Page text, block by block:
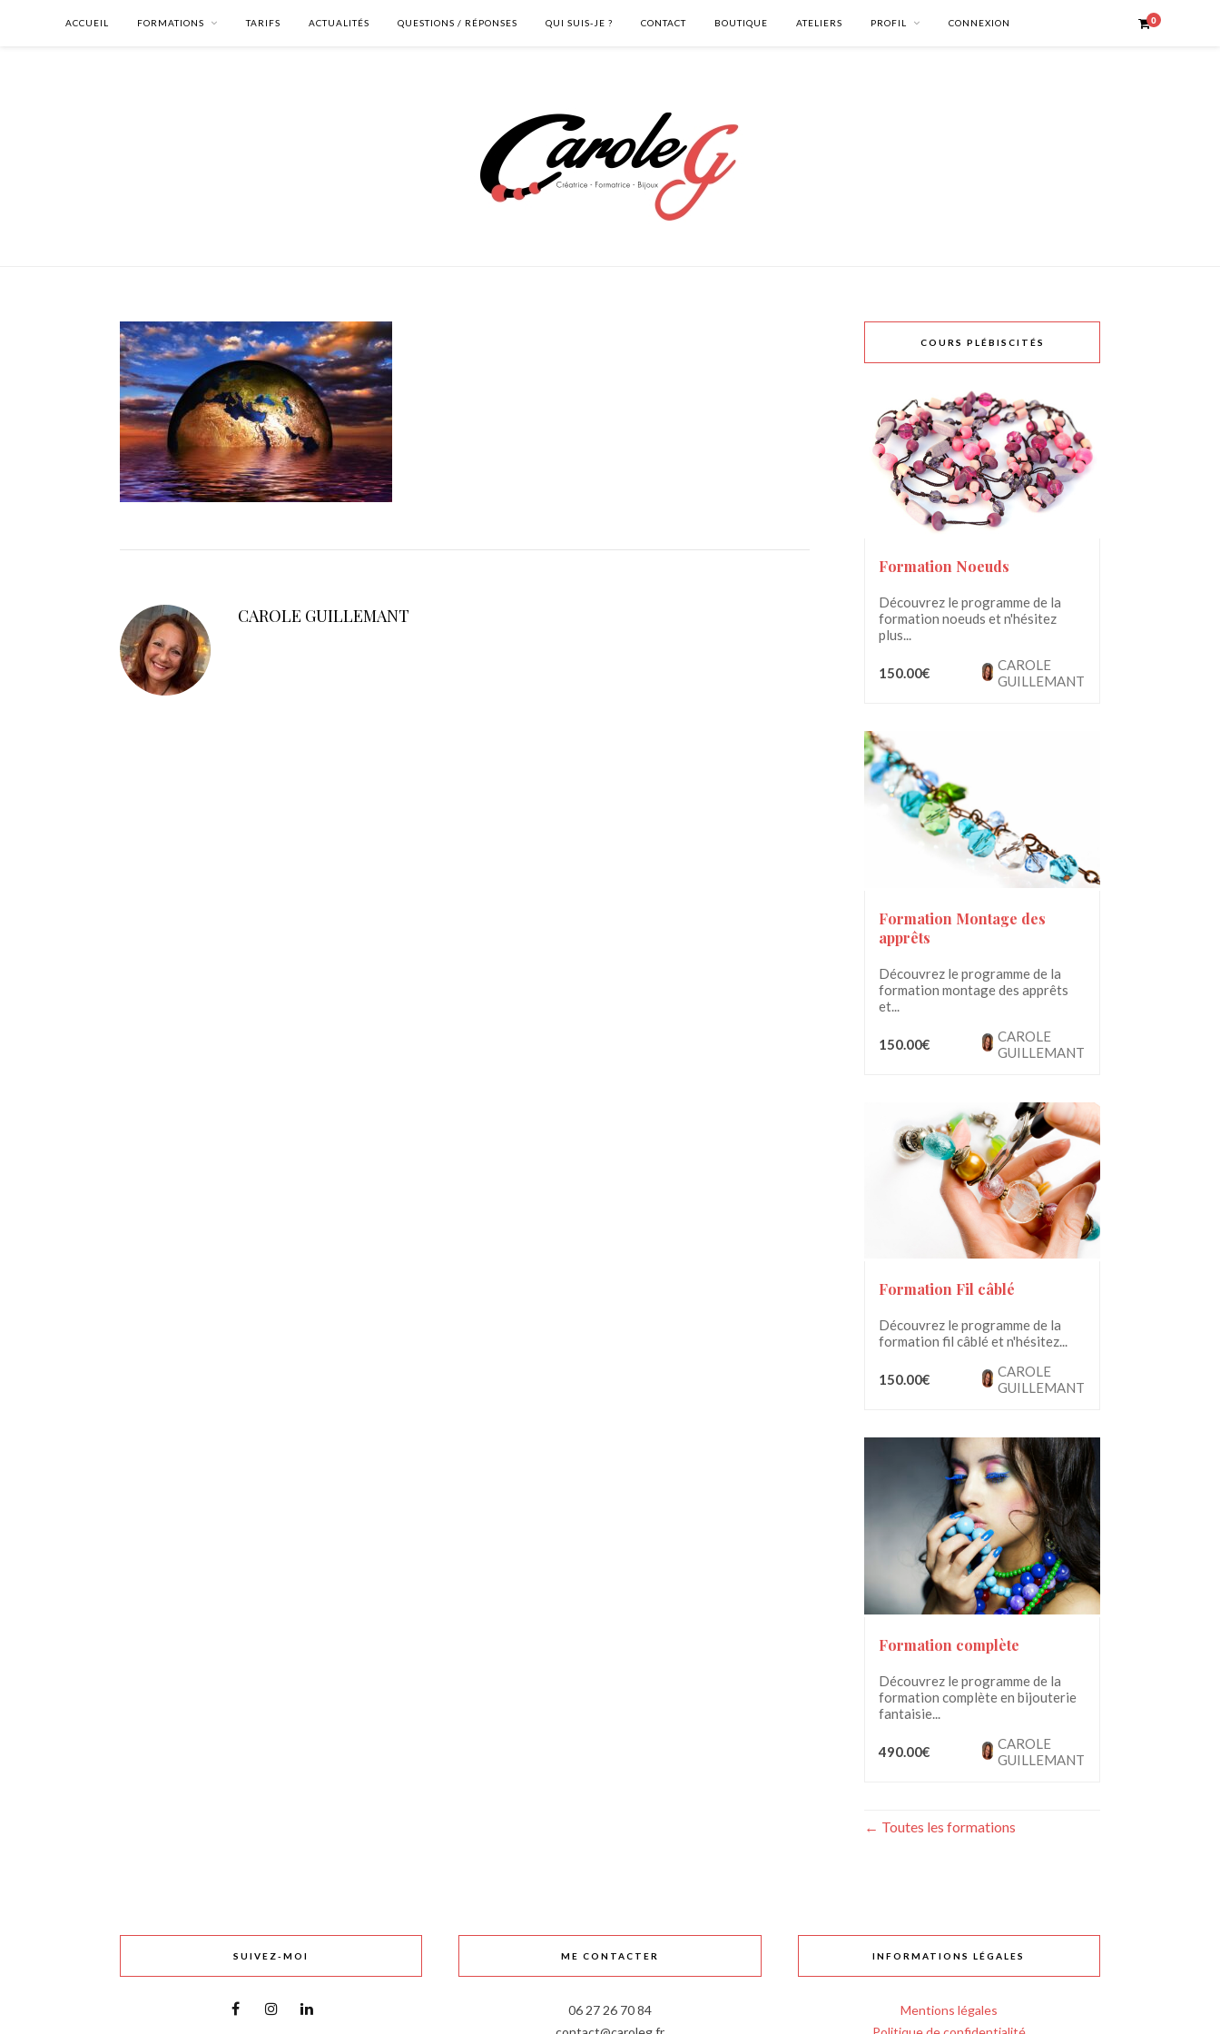
ACCUEIL FORMATIONS TARIFS ACTUALITÉS QUESTIONS / RÉPONSES QUI SUIS-JE ? CONTACT BOUTIQUE ATELIERS PROFIL CONNEXION 0
CAROLE GUILLEMANT
COURS PLÉBISCITÉS
Formation Noeuds
Découvrez le programme de la
formation noeuds et n'hésitez
plus...
150.00€
CAROLE
GUILLEMANT
Formation Montage des
apprêts
Découvrez le programme de la
formation montage des apprêts
et...
150.00€
CAROLE
GUILLEMANT
Formation Fil câblé
Découvrez le programme de la
formation fil câblé et n'hésitez...
150.00€
CAROLE
GUILLEMANT
Formation complète
Découvrez le programme de la
formation complète en bijouterie
fantaisie...
490.00€
CAROLE
GUILLEMANT
Toutes les formations
SUIVEZ-MOI ME CONTACTER
06 27 26 70 84
INFORMATIONS LÉGALES
Mentions légales